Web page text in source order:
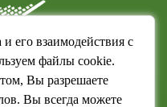
его взаимодействия с
файлы cookie.
Вы разрешаете
Вы всегда можете